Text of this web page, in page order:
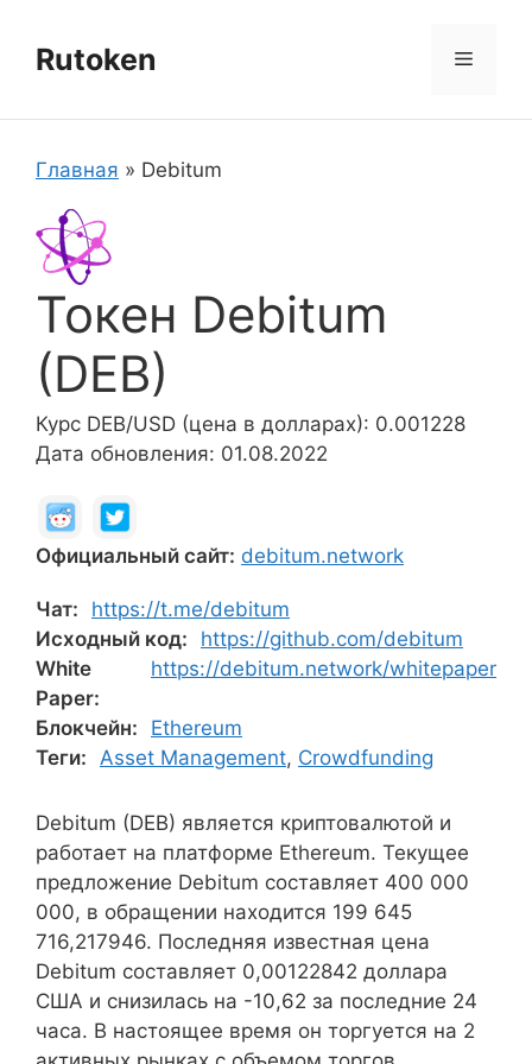
содержимому
Rutoken Меню
Главная » Debitum
Токен Debitum
(DEB)
Курс DEB/USD (цена в долларах): 0.001228
Дата обновления: 01.08.2022
Официальный сайт: debitum.network
Чат:
https://t.me/debitum
Исходный код:
https://github.com/debitum
White
Paper:
https://debitum.network/whitepaper
Блокчейн:
Ethereum
Теги: Asset Management, Crowdfunding
Debitum (DEB) является криптовалютой и
работает на платформе Ethereum. Текущее
предложение Debitum составляет 400 000
000, в обращении находится 199 645
716,217946. Последняя известная цена
Debitum составляет 0,00122842 доллара
США и снизилась на -10,62 за последние 24
часа. В настоящее время он торгуется на 2